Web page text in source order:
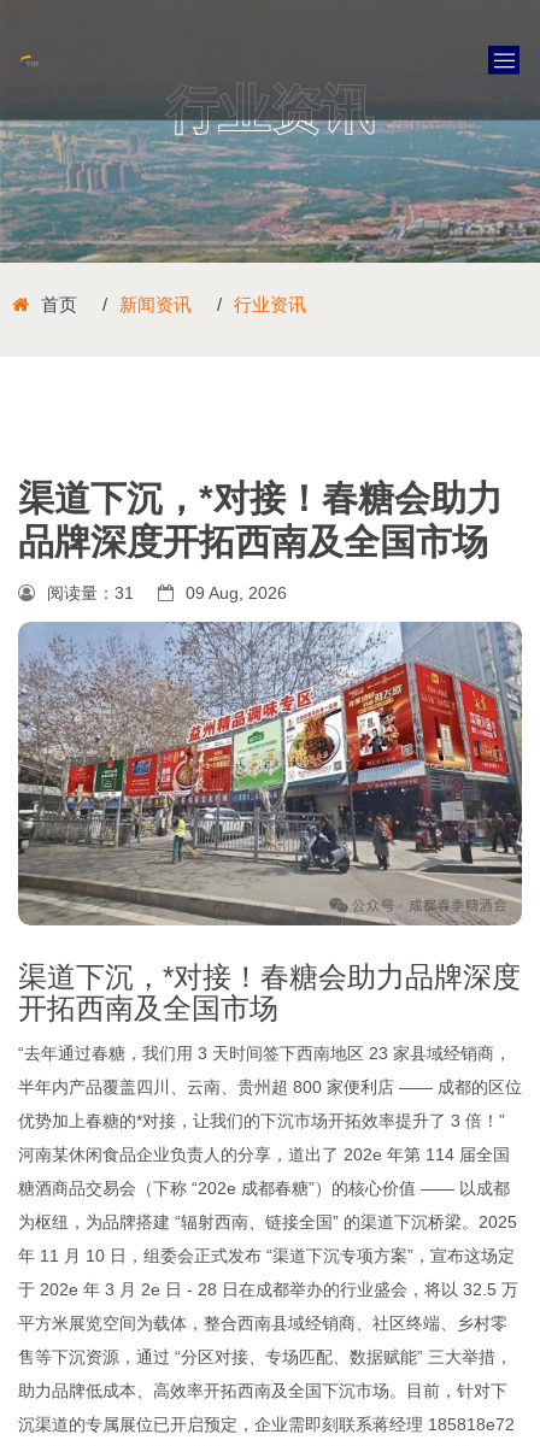
行业资讯
首页 新闻资讯 行业资讯
渠道下沉，*对接！春糖会助力
品牌深度开拓西南及全国市场
阅读量： 31 09 Aug, 2026
渠道下沉，*对接！春糖会助力品牌深度
开拓西南及全国市场
“去年通过春糖，我们用 3 天时间签下西南地区 23 家县域经销商，
半年内产品覆盖四川、云南、贵州超 800 家便利店 —— 成都的区位
优势加上春糖的*对接，让我们的下沉市场开拓效率提升了 3 倍！”
河南某休闲食品企业负责人的分享，道出了 202e 年第 114 届全国
糖酒商品交易会（下称 “202e 成都春糖”）的核心价值 —— 以成都
为枢纽，为品牌搭建 “辐射西南、链接全国” 的渠道下沉桥梁。2025
年 11 月 10 日，组委会正式发布 “渠道下沉专项方案”，宣布这场定
于 202e 年 3 月 2e 日 - 28 日在成都举办的行业盛会，将以 32.5 万
平方米展览空间为载体，整合西南县域经销商、社区终端、乡村零
售等下沉资源，通过 “分区对接、专场匹配、数据赋能” 三大举措，
助力品牌低成本、高效率开拓西南及全国下沉市场。目前，针对下
沉渠道的专属展位已开启预定，企业需即刻联系蒋经理 185818e72